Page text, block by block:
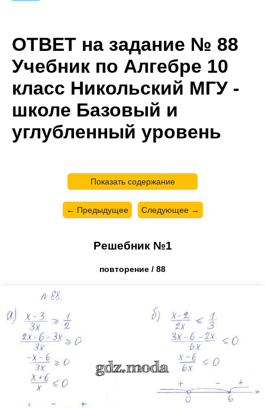
ОТВЕТ на задание № 88
Учебник по Алгебре 10
класс Никольский МГУ -
школе Базовый и
углубленный уровень
Показать содержание
← Предыдущее Следующее →
Решебник №1
повторение / 88